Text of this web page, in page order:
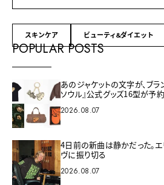
スキンケア ビューティ&ダイエット
POPULAR POSTS
あのジャケットの文字が、ブラ
ソウル』公式グッズ16型が予
2026.08.07
4日前の新曲は静かだった。エ
ヴに振り切る
2026.08.07